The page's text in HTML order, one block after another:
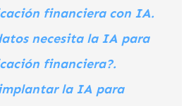
financiera con IA.
necesita la IA para
financiera?.
la IA para